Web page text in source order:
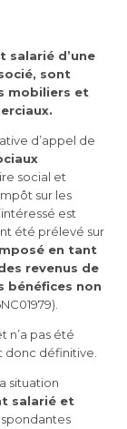
salarié d’une
sont
mobiliers et
d’appel de
social et
sur les
est
été prélevé sur
en tant
revenus de
bénéfices non
n’a pas été
donc définitive.
situation
salarié et